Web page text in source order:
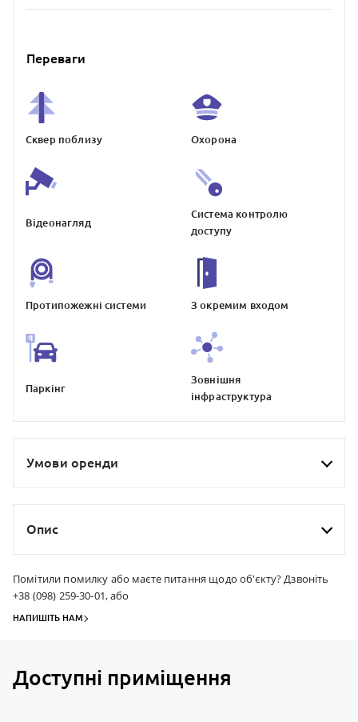
Переваги
Сквер поблизу Охорона
Відеонагляд
Система контролю
доступу
Протипожежнi системи З окремим входом
Паркiнг
Зовнiшня
iнфраструктура
Умови оренди
Опис
Помітили помилку або маєте питання щодо об'єкту? Дзвоніть
+38 (098) 259-30-01, або
НАПИШІТЬ НАМ
Доступні приміщення